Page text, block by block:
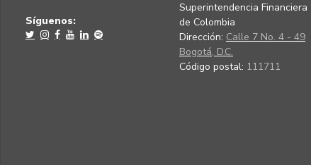
Síguenos:
Superintendencia Financiera
de Colombia
Dirección: Calle 7 No. 4 - 49
Bogotá, D.C.
Código postal: 111711